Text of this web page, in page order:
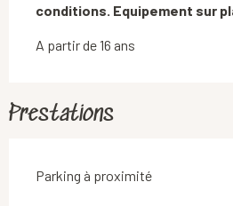
conditions. Equipement sur
A partir de 16 ans
Prestations
Parking à proximité